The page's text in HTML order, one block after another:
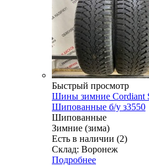
Быстрый просмотр
Шины зимние Cordiant
Шипованные б/у з3550
Шипованные
Зимние (зима)
Есть в наличии (2)
Склад: Воронеж
Подробнее